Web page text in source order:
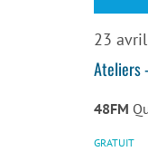
23 avril
Ateliers
48FM
GRATUIT